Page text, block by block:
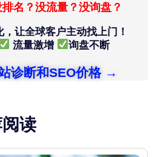
名？没流量？没询盘？
让全球客户主动找上门！
流量激增 询盘不断
诊断和SEO价格 →
读